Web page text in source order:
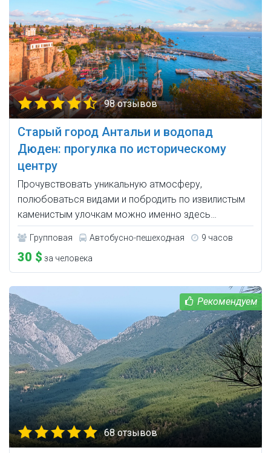
98 отзывов
Старый город Антальи и водопад
Дюден: прогулка по историческому
центру
Прочувствовать уникальную атмосферу,
полюбоваться видами и побродить по извилистым
каменистым улочкам можно именно здесь…
Групповая Автобусно-пешеходная 9 часов
30 $ за человека
68 отзывов